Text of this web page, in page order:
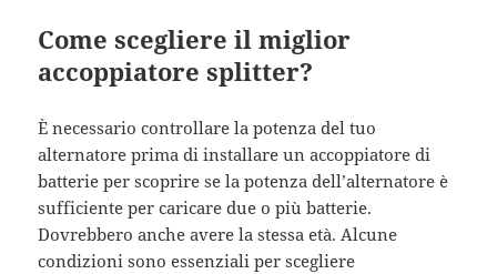
Come scegliere il miglior
accoppiatore splitter?
È necessario controllare la potenza del tuo
alternatore prima di installare un accoppiatore di
batterie per scoprire se la potenza dell’alternatore è
sufficiente per caricare due o più batterie.
Dovrebbero anche avere la stessa età. Alcune
condizioni sono essenziali per scegliere